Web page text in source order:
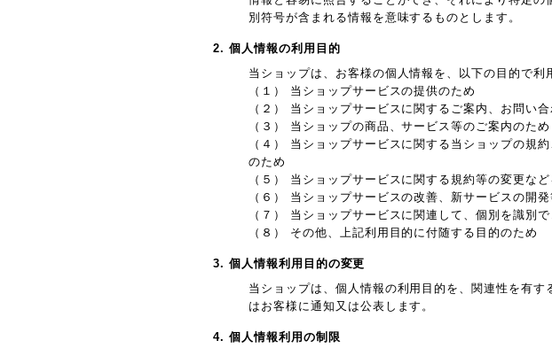
別符号が含まれる情報を意味するものとします。
2. 個人情報の利用目的
当ショップは、お客様の個人情報を、以下の目的で利
（１） 当ショップサービスの提供のため
（２） 当ショップサービスに関するご案内、お問い
（３） 当ショップの商品、サービス等のご案内のため
（４） 当ショップサービスに関する当ショップの規
のため
（５） 当ショップサービスに関する規約等の変更な
（６） 当ショップサービスの改善、新サービスの開
（７） 当ショップサービスに関連して、個別を識別
（８） その他、上記利用目的に付随する目的のため
3. 個人情報利用目的の変更
当ショップは、個人情報の利用目的を、関連性を有
はお客様に通知又は公表します。
4. 個人情報利用の制限